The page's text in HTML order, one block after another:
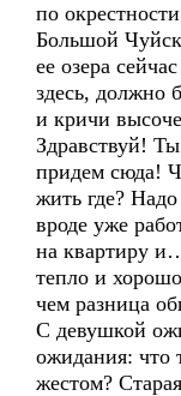
по
Большой
ее озера
здесь, должно
и кричи
Здравствуй!
придем сюда!
жить где?
вроде уже
на квартиру
тепло и
чем разница
С девушкой
ожидания: что
жестом?